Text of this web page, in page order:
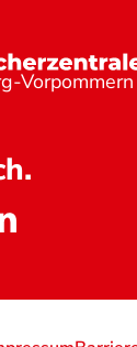
Vorpommern